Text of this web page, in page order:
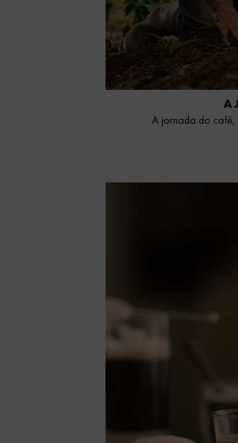
A
A jornada do café,